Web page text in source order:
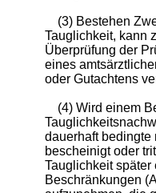
(3) Bestehen
Tauglichkeit, kann
Überprüfung der
eines
oder Gutachtens
(4) Wird einem
dauerhaft bedingte
bescheinigt oder
Tauglichkeit später
Beschränkungen